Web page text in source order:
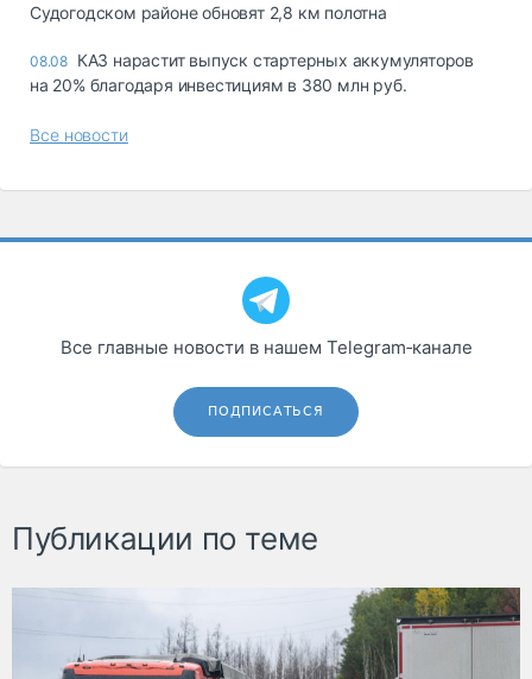
Судогодском районе обновят 2,8 км полотна
08.08 КАЗ нарастит выпуск стартерных аккумуляторов
на 20% благодаря инвестициям в 380 млн руб.
Все новости
Все главные новости в нашем Telegram‑канале
ПОДПИСАТЬСЯ
Публикации по теме